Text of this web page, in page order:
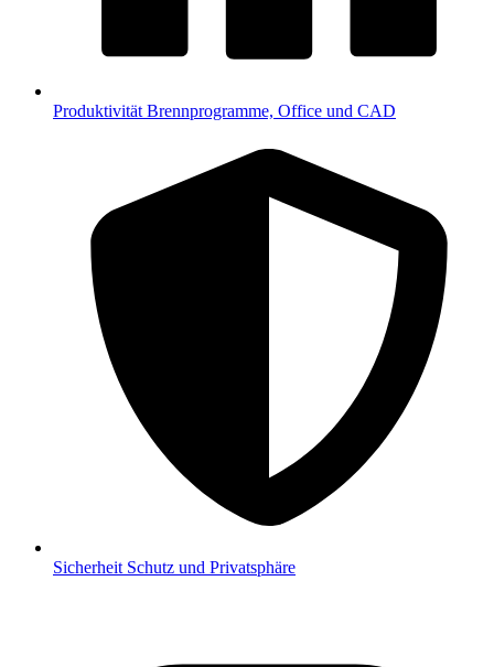
Produktivität Brennprogramme, Office und CAD
Sicherheit Schutz und Privatsphäre